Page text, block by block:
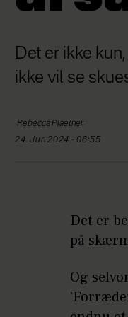
Det er ikke
ikke vil se
RebeccaPlaetner
24. Jun 2024 - 06:55
Det er
på
Og